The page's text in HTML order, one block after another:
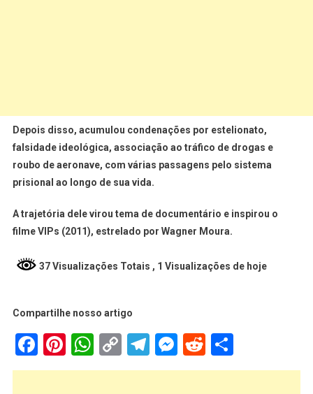
Depois disso, acumulou condenações por estelionato,
falsidade ideológica, associação ao tráfico de drogas e
roubo de aeronave, com várias passagens pelo sistema
prisional ao longo de sua vida.
A trajetória dele virou tema de documentário e inspirou o
filme VIPs (2011), estrelado por Wagner Moura.
37 Visualizações Totais , 1 Visualizações de hoje
Compartilhe nosso artigo
Facebook
Pinterest
WhatsApp
Copy
Link
Telegram
Messenger
Reddit